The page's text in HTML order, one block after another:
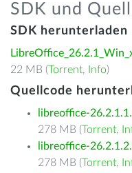
SDK und
SDK herunterladen
22 MB (Torrent, Info)
Quellcode
libreoffice-
278 MB (Torrent,
libreoffice-
278 MB (Torrent,